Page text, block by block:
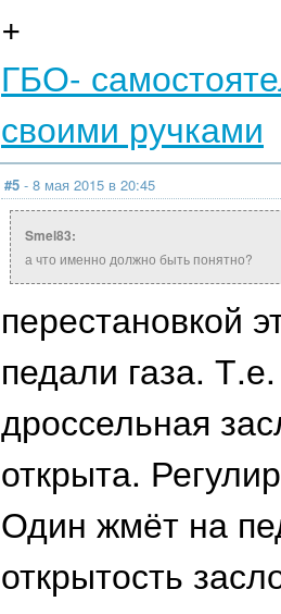
+
ГБО-
своими ручками
#5 - 8 мая 2015 в 20:45
Smel83:
а что именно должно быть понятно?
перестановкой
педали газа.
дроссельная
открыта.
Один жмёт на
открытость